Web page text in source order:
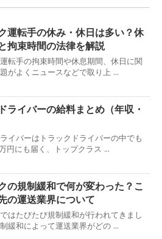
運転手の休み・休日は多い？休
拘束時間の法律を解説
運転手の拘束時間や休息期間、休日に関
がよくニュースなどで取り上 ...
ライバーの給料まとめ（年収・
イバーはトラックドライバーの中でも
円にも届く、トップクラス ...
の規制緩和で何が変わった？こ
の運送業界について
はたびたび規制緩和が行われてきまし
緩和によって運送業界がどの ...